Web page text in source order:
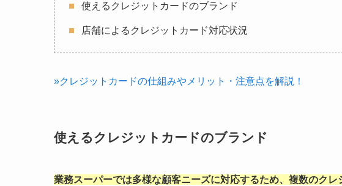
使えるクレジットカードのブランド
店舗によるクレジットカード対応状況
»クレジットカードの仕組みやメリット・注意点を解説！
使えるクレジットカードのブランド
業務スーパーでは多様な顧客ニーズに対応するため、複数のク